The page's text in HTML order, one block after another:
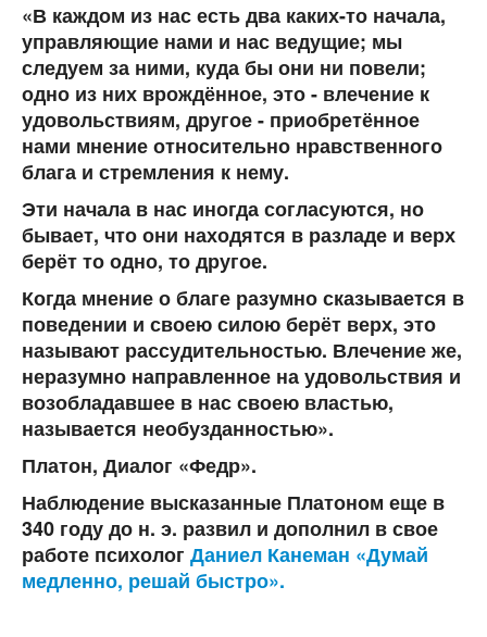
«В каждом из нас есть два каких-то начала,
управляющие нами и нас ведущие; мы
следуем за ними, куда бы они ни повели;
одно из них врождённое, это - влечение к
удовольствиям, другое - приобретённое
нами мнение относительно нравственного
блага и стремления к нему.
Эти начала в нас иногда согласуются, но
бывает, что они находятся в разладе и верх
берёт то одно, то другое.
Когда мнение о благе разумно сказывается в
поведении и своею силою берёт верх, это
называют рассудительностью. Влечение же,
неразумно направленное на удовольствия и
возобладавшее в нас своею властью,
называется необузданностью».
Платон, Диалог «Федр».
Наблюдение высказанные Платоном еще в
340 году до н. э. развил и дополнил в свое
работе психолог Даниел Канеман «Думай
медленно, решай быстро».